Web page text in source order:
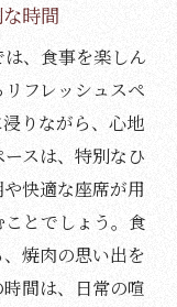
時間
、食事を楽しん
フレッシュスペ
りながら、心地
スは、特別なひ
快適な座席が用
とでしょう。食
焼肉の思い出を
間は、日常の喧